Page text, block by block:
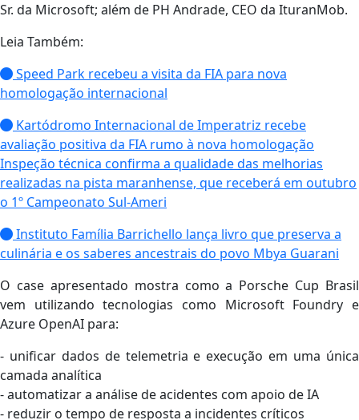
Sr. da Microsoft; além de PH Andrade, CEO da IturanMob.
Leia Também:
Speed Park recebeu a visita da FIA para nova
homologação internacional
Kartódromo Internacional de Imperatriz recebe
avaliação positiva da FIA rumo à nova homologação
Inspeção técnica confirma a qualidade das melhorias
realizadas na pista maranhense, que receberá em outubro
o 1º Campeonato Sul-Ameri
Instituto Família Barrichello lança livro que preserva a
culinária e os saberes ancestrais do povo Mbya Guarani
O case apresentado mostra como a Porsche Cup Brasil
vem utilizando tecnologias como Microsoft Foundry e
Azure OpenAI para:
- unificar dados de telemetria e execução em uma única
camada analítica
- automatizar a análise de acidentes com apoio de IA
- reduzir o tempo de resposta a incidentes críticos